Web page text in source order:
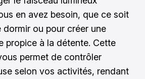
en avez besoin, que ce soit
dormir ou pour créer une
propice à la détente. Cette
permet de contrôler
selon vos activités, rendant